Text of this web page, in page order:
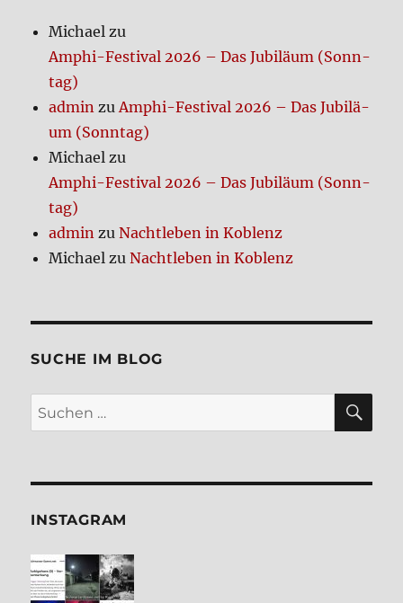
kei­
2024
Michael zu
Amphi-Festi­val 2026 – Das Jubi­lä­um (Sonn­
tag)
admin zuAmphi-Festi­val 2026 – Das Jubi­lä­
um (Sonn­tag)
Michael zu
Amphi-Festi­val 2026 – Das Jubi­lä­um (Sonn­
tag)
admin zuNacht­le­ben in Koblenz
Michael zuNacht­le­ben in Koblenz
SUCHE IM BLOG
Suchen
nach:
INSTA­GRAM